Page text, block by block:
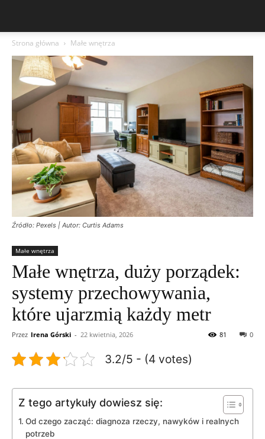
Strona główna Małe wnętrza
Źródło: Pexels | Autor: Curtis Adams
Małe wnętrza
Małe wnętrza, duży porządek:
systemy przechowywania,
które ujarzmią każdy metr
Przez Irena Górski - 22 kwietnia, 2026 0
81
3.2/5 - (4 votes)
Z tego artykuły dowiesz się:
Od czego zacząć: diagnoza rzeczy, nawyków i realnych
potrzeb